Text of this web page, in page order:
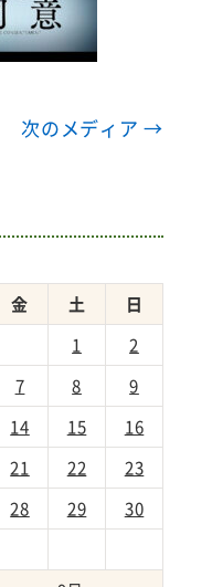
次のメディア →
金 土
日
1
2
7 8
9
14 15
16
21 22
23
28 29
30